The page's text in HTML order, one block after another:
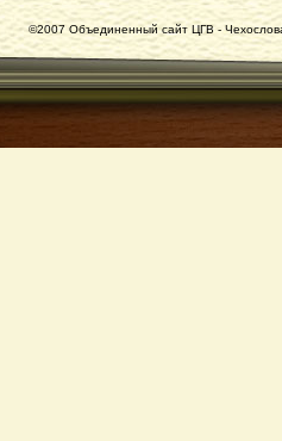
©2007 Объединенный сайт ЦГВ -